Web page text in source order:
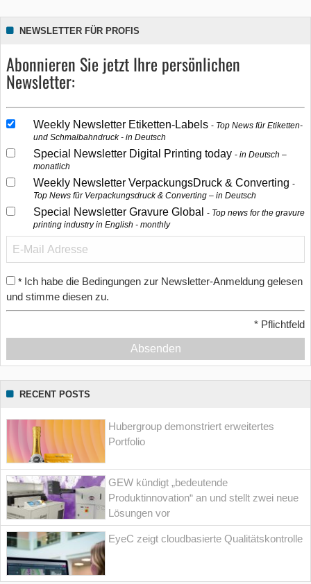
NEWSLETTER FÜR PROFIS
Abonnieren Sie jetzt Ihre persönlichen
Newsletter:
Weekly Newsletter Etiketten-Labels
Top News für Etiketten-
und Schmalbahndruck - in Deutsch
Special Newsletter Digital Printing today
in Deutsch –
monatlich
Weekly Newsletter VerpackungsDruck & Converting
Top News für Verpackungsdruck & Converting – in Deutsch
Special Newsletter Gravure Global
Top news for the gravure
printing industry in English - monthly
* Ich habe die Bedingungen zur Newsletter-Anmeldung gelesen
und stimme diesen zu.
* Pflichtfeld
Absenden
RECENT POSTS
Hubergroup demonstriert erweitertes
Portfolio
GEW kündigt „bedeutende
Produktinnovation“ an und stellt zwei neue
Lösungen vor
EyeC zeigt cloudbasierte Qualitätskontrolle